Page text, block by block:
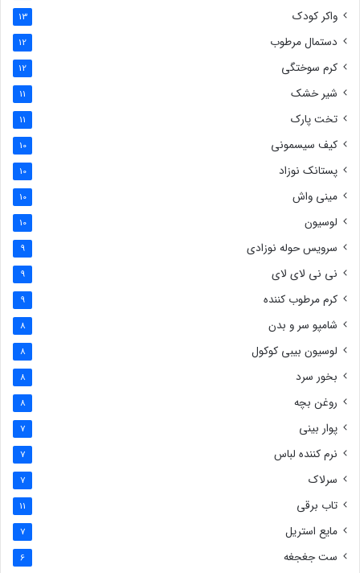
واکر کودک 13
دستمال مرطوب 12
کرم سوختگی 12
شیر خشک 11
تخت پارک 11
کیف سیسمونی 10
پستانک نوزاد 10
مینی واش 10
لوسیون 10
سرویس حوله نوزادی 9
نی نی لای لای 9
کرم مرطوب کننده 9
شامپو سر و بدن 8
لوسیون بیبی کوکول 8
بخور سرد 8
روغن بچه 8
پوار بینی 7
نرم کننده لباس 7
سرلاک 7
تاب برقی 11
مایع استریل 7
ست جغجغه 6